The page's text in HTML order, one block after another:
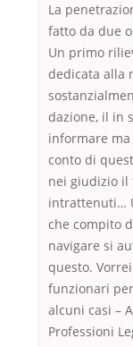
La
fatto da due
Un primo
dedicata alla
dazione, il in
informare
conto di
nei giudizio il
intrattenuti…
che compito
navigare si
questo.
funzionari
alcuni casi –
Professioni